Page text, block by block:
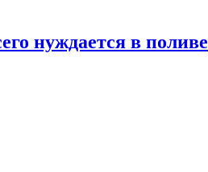
нуждается в поливе